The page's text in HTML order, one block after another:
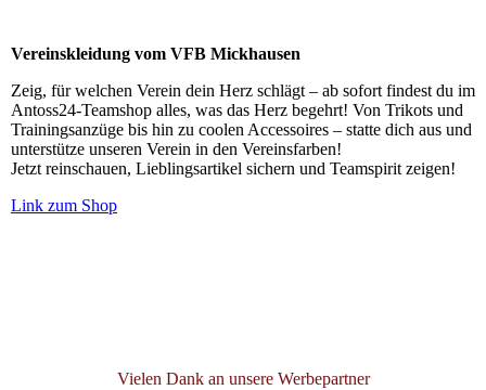
Vereinskleidung vom VFB Mickhausen
Zeig, für welchen Verein dein Herz schlägt – ab sofort findest du im
Antoss24-Teamshop alles, was das Herz begehrt! Von Trikots und
Trainingsanzüge bis hin zu coolen Accessoires – statte dich aus und
unterstütze unseren Verein in den Vereinsfarben!
Jetzt reinschauen, Lieblingsartikel sichern und Teamspirit zeigen!
Link zum Shop
Vielen Dank an unsere Werbepartner